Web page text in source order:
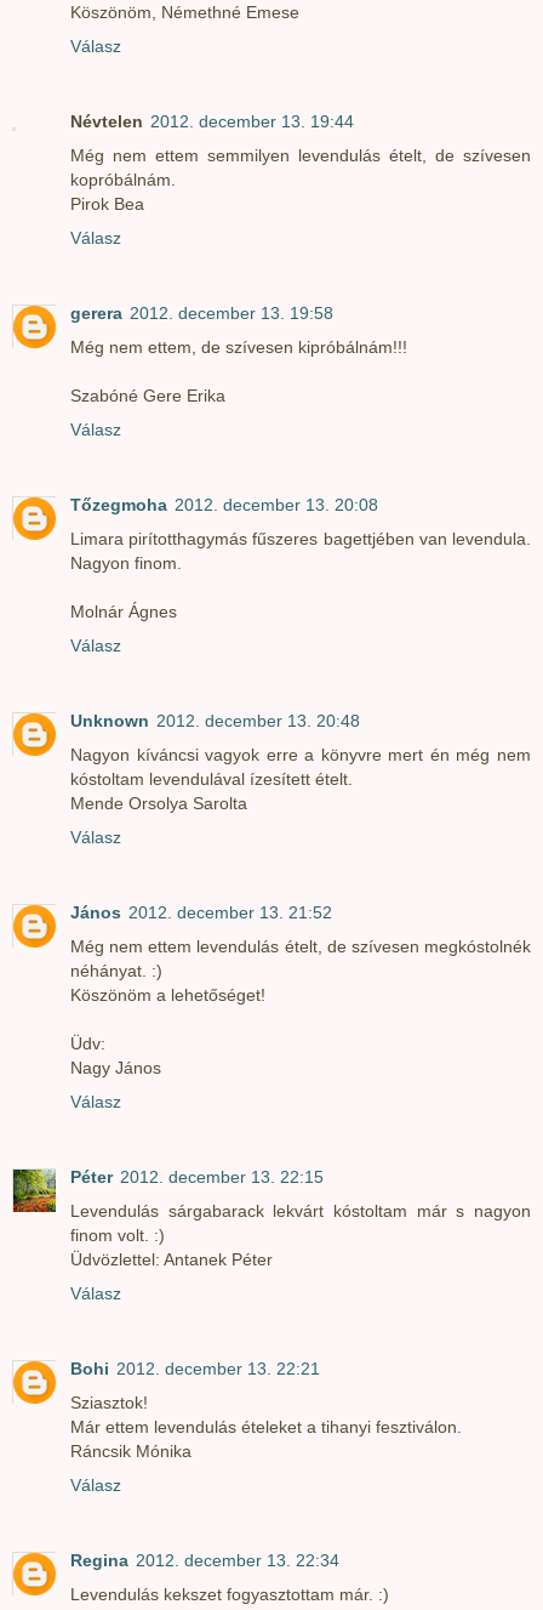
Köszönöm, Némethné Emese
Válasz
Névtelen 2012. december 13. 19:44
Még nem ettem semmilyen levendulás ételt, de szívesen
kopróbálnám.
Pirok Bea
Válasz
gerera 2012. december 13. 19:58
Még nem ettem, de szívesen kipróbálnám!!!
Szabóné Gere Erika
Válasz
Tőzegmoha 2012. december 13. 20:08
Limara pirítotthagymás fűszeres bagettjében van levendula.
Nagyon finom.
Molnár Ágnes
Válasz
Unknown 2012. december 13. 20:48
Nagyon kíváncsi vagyok erre a könyvre mert én még nem
kóstoltam levendulával ízesített ételt.
Mende Orsolya Sarolta
Válasz
János 2012. december 13. 21:52
Még nem ettem levendulás ételt, de szívesen megkóstolnék
néhányat. :)
Köszönöm a lehetőséget!
Üdv:
Nagy János
Válasz
Péter 2012. december 13. 22:15
Levendulás sárgabarack lekvárt kóstoltam már s nagyon
finom volt. :)
Üdvözlettel: Antanek Péter
Válasz
Bohi 2012. december 13. 22:21
Sziasztok!
Már ettem levendulás ételeket a tihanyi fesztiválon.
Ráncsik Mónika
Válasz
Regina 2012. december 13. 22:34
Levendulás kekszet fogyasztottam már. :)